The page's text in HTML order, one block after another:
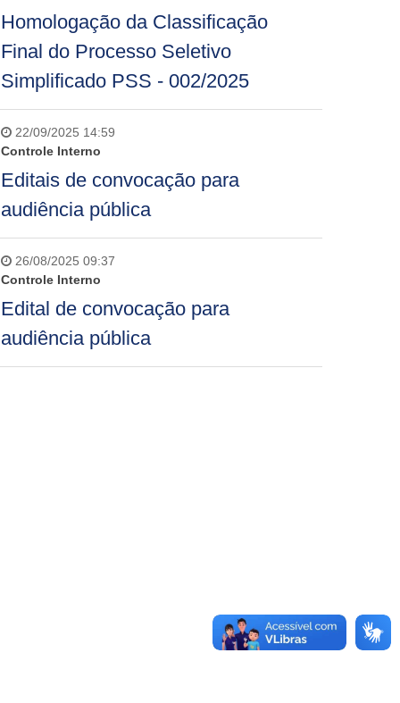
Homologação da Classificação
Final do Processo Seletivo
Simplificado PSS - 002/2025
22/09/2025 14:59
Controle Interno
Editais de convocação para
audiência pública
26/08/2025 09:37
Controle Interno
Edital de convocação para
audiência pública